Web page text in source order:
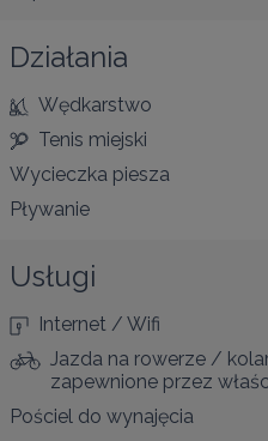
Działania
Wędkarstwo
Tenis miejski
Wycieczka piesza
Pływanie
Usługi
Internet / Wifi
Jazda na rowerze /
zapewnione przez
Pościel do wynajęcia